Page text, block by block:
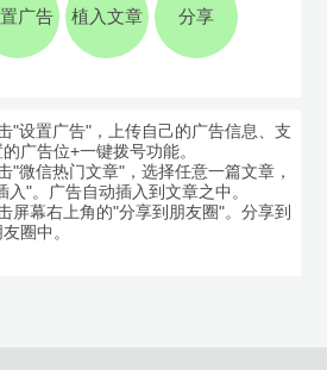
广告 植入文章 分享
"设置广告"，上传自己的广告信息、支
广告位+一键拨号功能。
"微信热门文章"，选择任意一篇文章，
入"。广告自动插入到文章之中。
屏幕右上角的"分享到朋友圈"。分享到
圈中。